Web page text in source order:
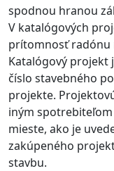
spodnou hranou
V katalógových
prítomnosť radónu
Katalógový projekt
číslo stavebného
projekte.
iným
mieste, ako je
zakúpeného
stavbu.